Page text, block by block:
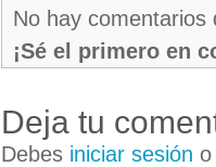
No hay comentarios
¡Sé el primero en
Deja tu
Debes iniciar sesión